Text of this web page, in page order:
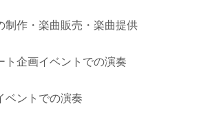
制作・楽曲販売・楽曲提供
ト企画イベントでの演奏
ベントでの演奏